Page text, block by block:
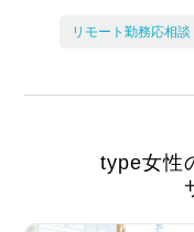
リモート勤務応相談
type女性